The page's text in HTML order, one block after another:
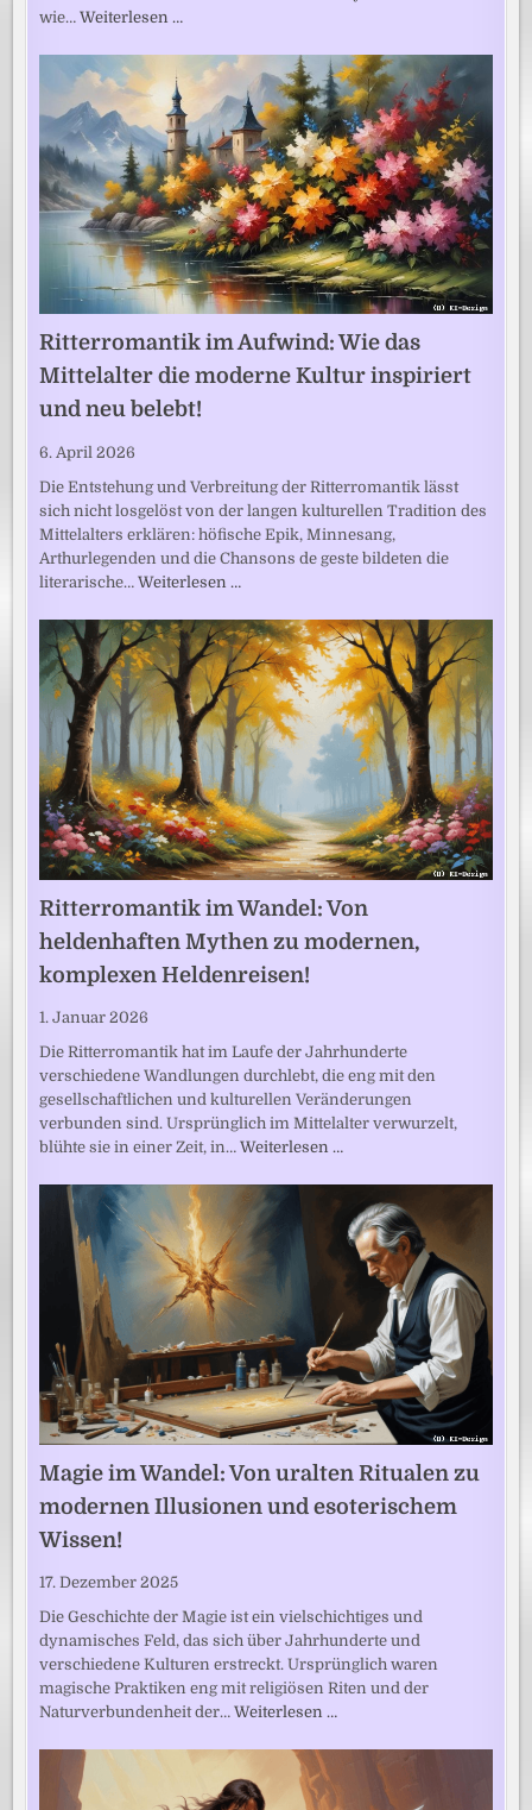
wie…Weiterlesen …
Ritterromantik im Aufwind: Wie das
Mittelalter die moderne Kultur inspiriert
und neu belebt!
6. April 2026
Die Entstehung und Verbreitung der Ritterromantik lässt
sich nicht losgelöst von der langen kulturellen Tradition des
Mittelalters erklären: höfische Epik, Minnesang,
Arthurlegenden und die Chansons de geste bildeten die
literarische…Weiterlesen …
Ritterromantik im Wandel: Von
heldenhaften Mythen zu modernen,
komplexen Heldenreisen!
1. Januar 2026
Die Ritterromantik hat im Laufe der Jahrhunderte
verschiedene Wandlungen durchlebt, die eng mit den
gesellschaftlichen und kulturellen Veränderungen
verbunden sind. Ursprünglich im Mittelalter verwurzelt,
blühte sie in einer Zeit, in…Weiterlesen …
Magie im Wandel: Von uralten Ritualen zu
modernen Illusionen und esoterischem
Wissen!
17. Dezember 2025
Die Geschichte der Magie ist ein vielschichtiges und
dynamisches Feld, das sich über Jahrhunderte und
verschiedene Kulturen erstreckt. Ursprünglich waren
magische Praktiken eng mit religiösen Riten und der
Naturverbundenheit der…Weiterlesen …